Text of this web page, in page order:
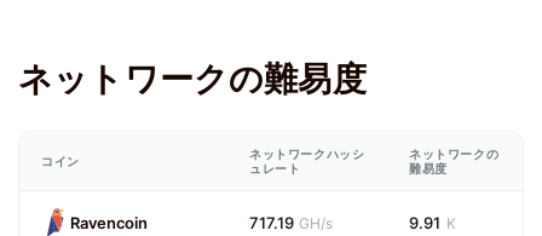
ネットワークの難易度
コイン
ネットワークハッシ
ュレート
ネットワークの
難易度
Ravencoin 717.19 GH/s 9.91 K